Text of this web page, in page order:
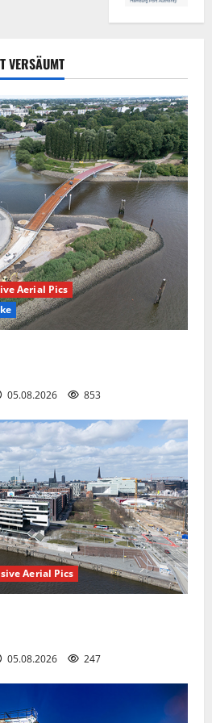
VERSÄUMT
Aerial Pics
05.08.2026 853
Aerial Pics
05.08.2026 247